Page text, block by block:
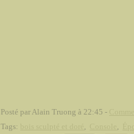
Posté par Alain Truong à 22:45 -
Tags:
, ,